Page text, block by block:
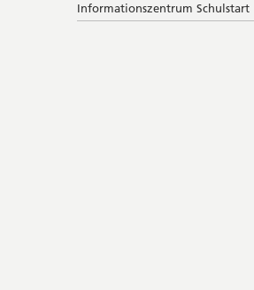
Informationszentrum Schulstart